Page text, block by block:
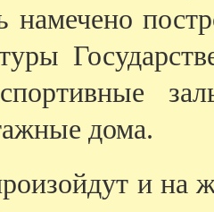
намечено
дома.
и на